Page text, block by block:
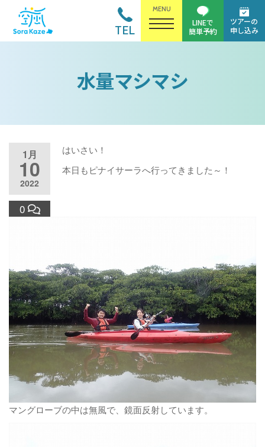
MENU
TEL
ツアーの
申し込み
LINEで
簡単予約
水量マシマシ
1月
10
2022
0
はいさい！
本日もピナイサーラへ行ってきました～！
マングローブの中は無風で、鏡面反射しています。